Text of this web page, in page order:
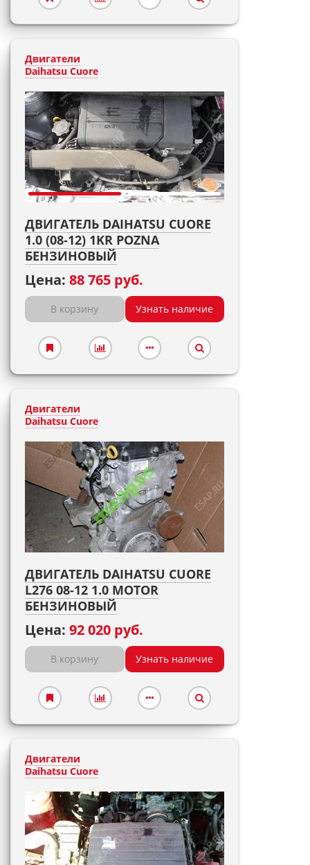
Двигатели
Daihatsu Cuore
ДВИГАТЕЛЬ DAIHATSU CUORE
1.0 (08-12) 1KR POZNA
БЕНЗИНОВЫЙ
Цена: 88 765 руб.
В корзину Узнать наличие
Двигатели
Daihatsu Cuore
ДВИГАТЕЛЬ DAIHATSU CUORE
L276 08-12 1.0 MOTOR
БЕНЗИНОВЫЙ
Цена: 92 020 руб.
В корзину Узнать наличие
Двигатели
Daihatsu Cuore